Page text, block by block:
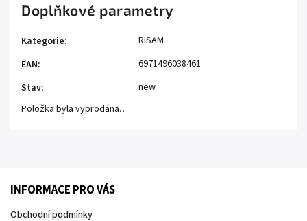
Doplňkové parametry
Kategorie:
RISAM
EAN:
6971496038461
Stav:
new
Položka byla vyprodána…
INFORMACE PRO VÁS
Obchodní podmínky